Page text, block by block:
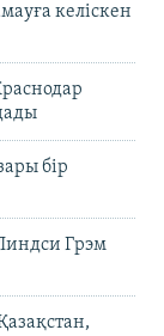
келіскен
бір
Грэм